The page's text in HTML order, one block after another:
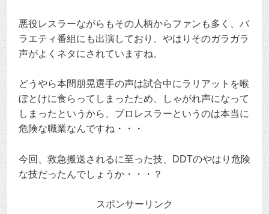
悪役レスラーながらもその人柄からファンも多く、バ
ラエティ番組にも出演しており、やはりそのガラガラ
声がよくネタにされていますね。
どうやら本間朋晃選手の声は試合中にラリアットを喉
ぼとけに食らってしまったため、しゃがれ声になって
しまったというから、プロレスラーというのは本当に
危険な職業なんですね・・・
今回、救急搬送されるに至った技、DDTのやはり危険
な技だったんでしょうか・・・？
スポンサーリンク